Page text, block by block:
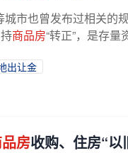
市也曾发布过相关的
商品房“转正”，是存
出让金
房收购、住房“以